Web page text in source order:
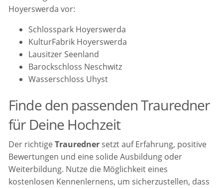
Hoyerswerda vor:
Schlosspark Hoyerswerda
KulturFabrik Hoyerswerda
Lausitzer Seenland
Barockschloss Neschwitz
Wasserschloss Uhyst
Finde den passenden Trauredner
für Deine Hochzeit
Der richtigeTrauredner setzt auf Erfahrung, positive
Bewertungen und eine solide Ausbildung oder
Weiterbildung. Nutze die Möglichkeit eines
kostenlosen Kennenlernens, um sicherzustellen, dass